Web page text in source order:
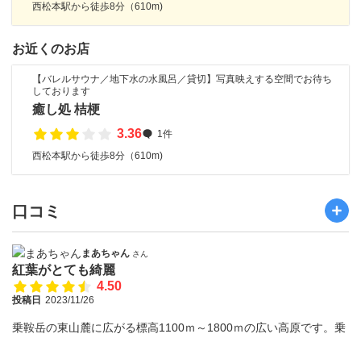
西松本駅から徒歩8分（610m)
お近くのお店
【バレルサウナ／地下水の水風呂／貸切】写真映えする空間でお待ち
しております
癒し処 桔梗
3.36
1件
西松本駅から徒歩8分（610m)
口コミ
まあちゃん さん
紅葉がとても綺麗
4.50
投稿日 2023/11/26
乗鞍岳の東山麓に広がる標高1100ｍ～1800ｍの広い高原です。乗